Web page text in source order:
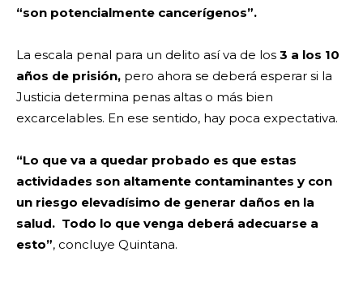
“son potencialmente cancerígenos”.
La escala penal para un delito así va de los 3 a los 10
años de prisión, pero ahora se deberá esperar si la
Justicia determina penas altas o más bien
excarcelables. En ese sentido, hay poca expectativa.
“Lo que va a quedar probado es que estas
actividades son altamente contaminantes y con
un riesgo elevadísimo de generar daños en la
salud. Todo lo que venga deberá adecuarse a
esto”, concluye Quintana.